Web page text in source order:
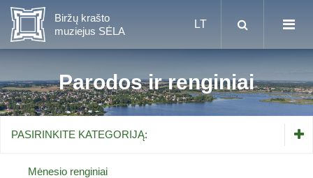
Mėnesio renginiai
Parodos ir renginiai
PASIRINKITE KATEGORIJĄ:
Mėnesio renginiai